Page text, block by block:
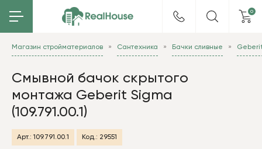
0
Магазин стройматериалов Сантехника Бачки сливные
Смывной бачок скрытого
монтажа Geberit Sigma
(109.791.00.1)
Арт.: 109.791.00.1 Код.: 29551